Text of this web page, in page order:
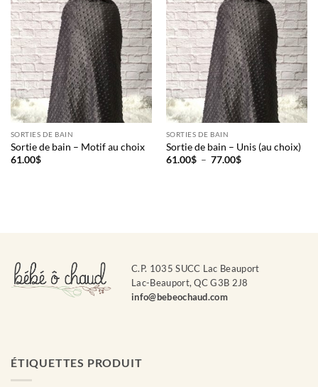
SORTIES DE BAIN
Sortie de bain – Motif au choix
61.00$
SORTIES DE BAIN
Sortie de bain – Unis (au choix)
61.00$ – 77.00$Plage
C.P. 1035 SUCC Lac Beauport
Lac-Beauport, QC G3B 2J8
info@bebeochaud.com
ÉTIQUETTES PRODUIT